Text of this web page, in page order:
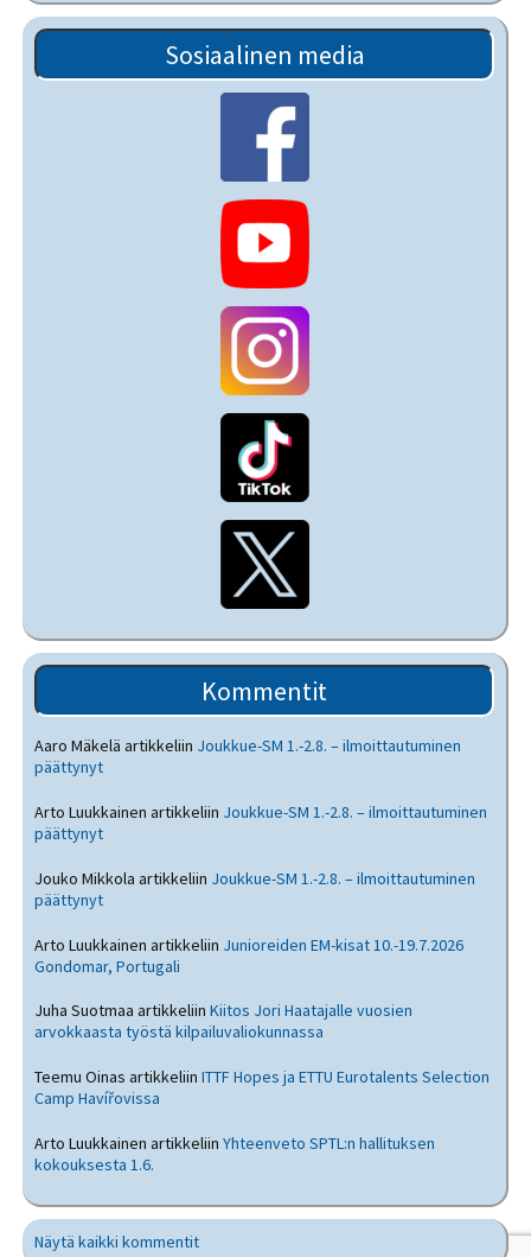
Sosiaalinen media
Kommentit
Aaro Mäkelä artikkeliin Joukkue-SM 1.-2.8. – ilmoittautuminen
päättynyt
Arto Luukkainen artikkeliin Joukkue-SM 1.-2.8. – ilmoittautuminen
päättynyt
Jouko Mikkola artikkeliin Joukkue-SM 1.-2.8. – ilmoittautuminen
päättynyt
Arto Luukkainen artikkeliin Junioreiden EM-kisat 10.-19.7.2026
Gondomar, Portugali
Juha Suotmaa artikkeliinKiitos Jori Haatajalle vuosien
arvokkaasta työstä kilpailuvaliokunnassa
Teemu Oinas artikkeliinITTF Hopes ja ETTU Eurotalents Selection
Camp Havířovissa
Arto Luukkainen artikkeliinYhteenveto SPTL:n hallituksen
kokouksesta 1.6.
Näytä kaikki kommentit